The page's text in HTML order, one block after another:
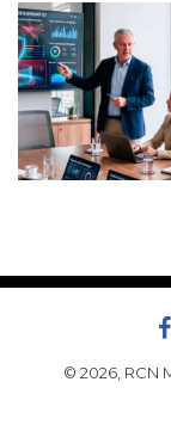
© 2026, RCN